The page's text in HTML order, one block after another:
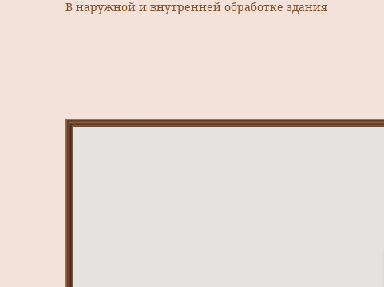
В наружной и внутренней обработке здания